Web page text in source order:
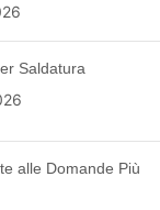
Saldatura
alle Domande Più